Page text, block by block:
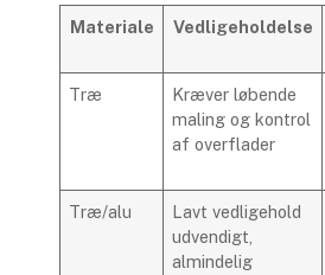
Materiale Vedligeholdelse
Træ
Kræver løbende
maling og kontrol
af overflader
Træ/alu
Lavt vedligehold
udvendigt,
almindelig